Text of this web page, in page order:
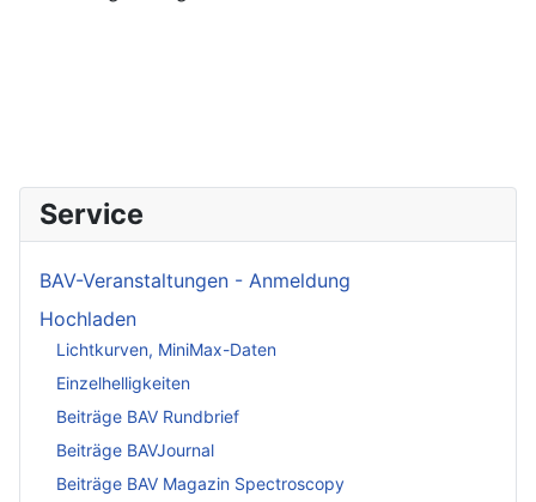
Service
BAV-Veranstaltungen - Anmeldung
Hochladen
Lichtkurven, MiniMax-Daten
Einzelhelligkeiten
Beiträge BAV Rundbrief
Beiträge BAVJournal
Beiträge BAV Magazin Spectroscopy